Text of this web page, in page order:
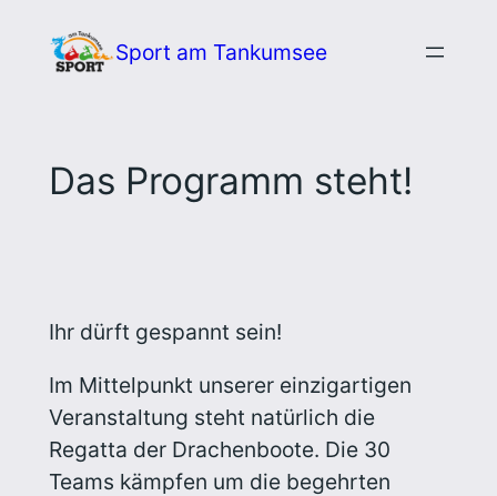
Inhalt
Sport am Tankumsee
Das Programm steht!
Ihr dürft gespannt sein!
Im Mittelpunkt unserer einzigartigen
Veranstaltung steht natürlich die
Regatta der Drachenboote. Die 30
Teams kämpfen um die begehrten